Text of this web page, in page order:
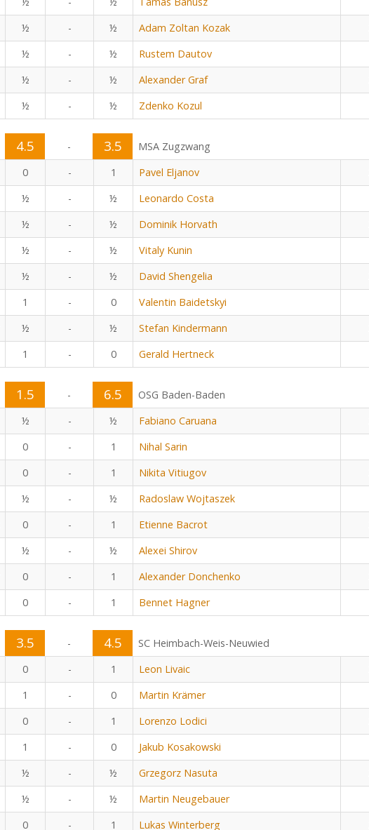
½ - ½ Adam Zoltan Kozak
½ - ½ Rustem Dautov
½ - ½ Alexander Graf
½ - ½ Zdenko Kozul
4.5 - 3.5
MSA Zugzwang
0 - 1 Pavel Eljanov
½ - ½ Leonardo Costa
½ - ½ Dominik Horvath
½ - ½ Vitaly Kunin
½ - ½ David Shengelia
1 - 0 Valentin Baidetskyi
½ - ½ Stefan Kindermann
1 - 0 Gerald Hertneck
1.5 - 6.5
OSG Baden-Baden
½ - ½ Fabiano Caruana
0 - 1 Nihal Sarin
0 - 1 Nikita Vitiugov
½ - ½ Radoslaw Wojtaszek
0 - 1 Etienne Bacrot
½ - ½ Alexei Shirov
0 - 1 Alexander Donchenko
0 - 1 Bennet Hagner
3.5 - 4.5
SC Heimbach-Weis-Neuwied
0 - 1 Leon Livaic
1 - 0 Martin Krämer
0 - 1 Lorenzo Lodici
1 - 0 Jakub Kosakowski
½ - ½ Grzegorz Nasuta
½ - ½ Martin Neugebauer
0 - 1 Lukas Winterberg